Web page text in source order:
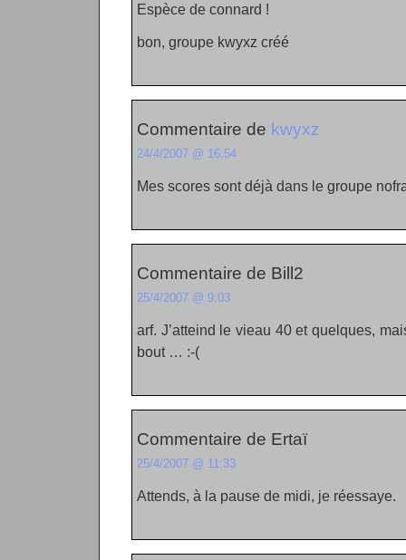
Espèce de connard !
bon, groupe kwyxz créé
Commentaire de kwyxz
24/4/2007 @ 16:54
Mes scores sont déjà dans le groupe
Commentaire de Bill2
25/4/2007 @ 9:03
arf. J’atteind le vieau 40 et quelques,
bout … :-(
Commentaire de Ertaï
25/4/2007 @ 11:33
Attends, à la pause de midi, je réessaye.